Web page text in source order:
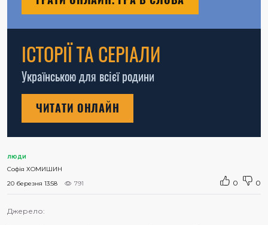
ІСТОРІЇ ТА СЕРІАЛИ
Українською для всієї родини
ЧИТАТИ ОНЛАЙН
ЛЮДИ
Софія ХОМИШИН
20 березня 13:58
791 0 0
Джерело: